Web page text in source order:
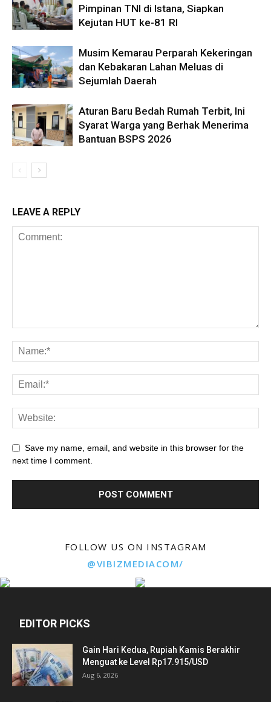
Pimpinan TNI di Istana, Siapkan
Kejutan HUT ke-81 RI
Musim Kemarau Perparah Kekeringan
dan Kebakaran Lahan Meluas di
Sejumlah Daerah
Aturan Baru Bedah Rumah Terbit, Ini
Syarat Warga yang Berhak Menerima
Bantuan BSPS 2026
LEAVE A REPLY
Save my name, email, and website in this browser for the
next time I comment.
FOLLOW US ON INSTAGRAM
@VIBIZMEDIACOM/
EDITOR PICKS
Gain Hari Kedua, Rupiah Kamis Berakhir
Menguat ke Level Rp17.915/USD
Aug 6, 2026